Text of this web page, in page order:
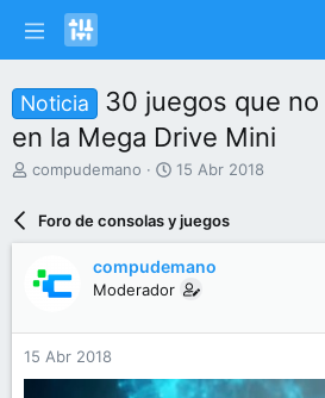
Noticia
30 juegos que
en la Mega Drive Mini
I
a
r
d
e
compudemano
F
c
h
d
e
n
c
15 Abr 2018
Foro de consolas y juegos
compudemano
Moderador
15 Abr 2018